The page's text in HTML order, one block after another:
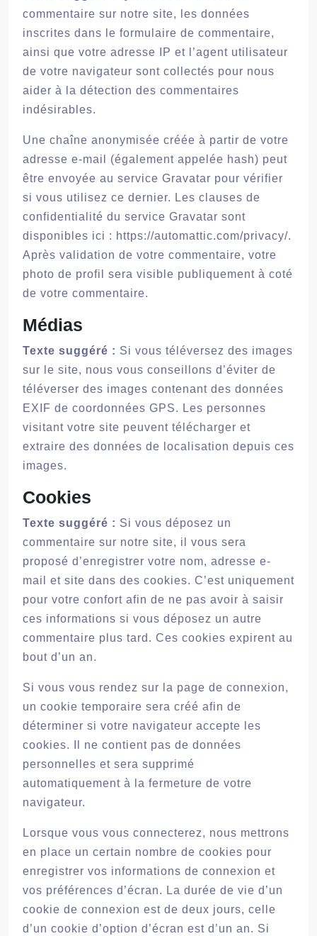
commentaire sur notre site, les données
inscrites dans le formulaire de commentaire,
ainsi que votre adresse IP et l’agent utilisateur
de votre navigateur sont collectés pour nous
aider à la détection des commentaires
indésirables.
Une chaîne anonymisée créée à partir de votre
adresse e-mail (également appelée hash) peut
être envoyée au service Gravatar pour vérifier
si vous utilisez ce dernier. Les clauses de
confidentialité du service Gravatar sont
disponibles ici : https://automattic.com/privacy/.
Après validation de votre commentaire, votre
photo de profil sera visible publiquement à coté
de votre commentaire.
Médias
Texte suggéré : Si vous téléversez des images
sur le site, nous vous conseillons d’éviter de
téléverser des images contenant des données
EXIF de coordonnées GPS. Les personnes
visitant votre site peuvent télécharger et
extraire des données de localisation depuis ces
images.
Cookies
Texte suggéré : Si vous déposez un
commentaire sur notre site, il vous sera
proposé d’enregistrer votre nom, adresse e-
mail et site dans des cookies. C’est uniquement
pour votre confort afin de ne pas avoir à saisir
ces informations si vous déposez un autre
commentaire plus tard. Ces cookies expirent au
bout d’un an.
Si vous vous rendez sur la page de connexion,
un cookie temporaire sera créé afin de
déterminer si votre navigateur accepte les
cookies. Il ne contient pas de données
personnelles et sera supprimé
automatiquement à la fermeture de votre
navigateur.
Lorsque vous vous connecterez, nous mettrons
en place un certain nombre de cookies pour
enregistrer vos informations de connexion et
vos préférences d’écran. La durée de vie d’un
cookie de connexion est de deux jours, celle
d’un cookie d’option d’écran est d’un an. Si